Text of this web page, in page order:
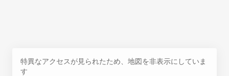
特異なアクセスが見られたため、地図を非表示にしていま
す